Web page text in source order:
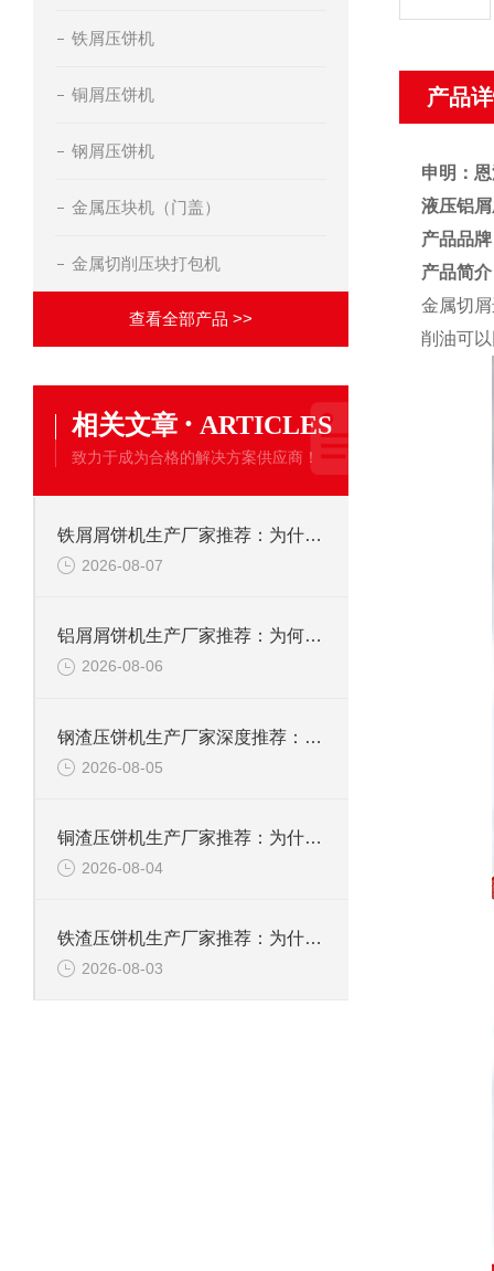
铁屑压饼机
铜屑压饼机
钢屑压饼机
金属压块机（门盖）
金属切削压块打包机
查看全部产品 >>
相关文章 · ARTICLES
致力于成为合格的解决方案供应商！
铁屑屑饼机生产厂家推荐：为什么恩派特是您的优选伙伴
2026-08-07
铝屑屑饼机生产厂家推荐：为何恩派特成为金属回收行业的“隐形优选”？
2026-08-06
钢渣压饼机生产厂家深度推荐：为何恩派特成为高净值产线的优选
2026-08-05
铜渣压饼机生产厂家推荐：为什么恩派特成为众多企业的信赖？
2026-08-04
铁渣压饼机生产厂家推荐：为什么恩派特成为众多企业的优选？
2026-08-03
产品
申明：
液压铝
产品品
产品简
金属切
削油可